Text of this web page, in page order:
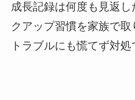
成長記録は何度も見返
クアップ習慣を家族で
トラブルにも慌てず対処